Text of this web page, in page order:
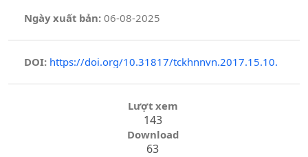
Ngày xuất bản: 06-08-2025
DOI: https://doi.org/10.31817/tckhnnvn.2017.15.10.
Lượt xem
143
Download
63